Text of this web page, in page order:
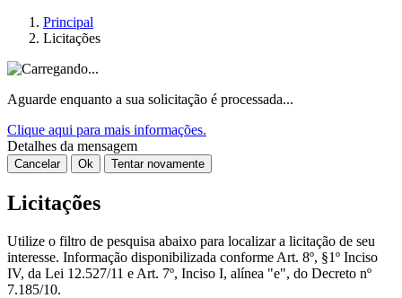
Principal
Licitações
Aguarde enquanto a sua solicitação é processada...
Clique aqui para mais informações.
Detalhes da mensagem
Cancelar Ok Tentar novamente
Licitações
Utilize o filtro de pesquisa abaixo para localizar a licitação de seu
interesse. Informação disponibilizada conforme Art. 8º, §1º Inciso
IV, da Lei 12.527/11 e Art. 7º, Inciso I, alínea "e", do Decreto nº
7.185/10.